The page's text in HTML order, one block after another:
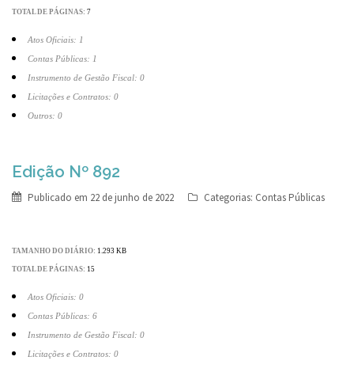
TOTAL DE PÁGINAS: 7
Atos Oficiais: 1
Contas Públicas: 1
Instrumento de Gestão Fiscal: 0
Licitações e Contratos: 0
Outros: 0
Edição Nº 892
Publicado em 22 de junho de 2022 Categorias: Contas Públicas
TAMANHO DO DIÁRIO: 1.293 KB
TOTAL DE PÁGINAS: 15
Atos Oficiais: 0
Contas Públicas: 6
Instrumento de Gestão Fiscal: 0
Licitações e Contratos: 0